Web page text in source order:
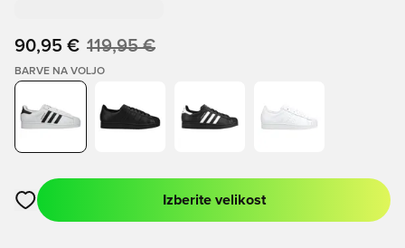
90,95 € 119,95 €
BARVE NA VOLJO
Odpre Modal za prijavo ali vpis kot član
Izberite velikost